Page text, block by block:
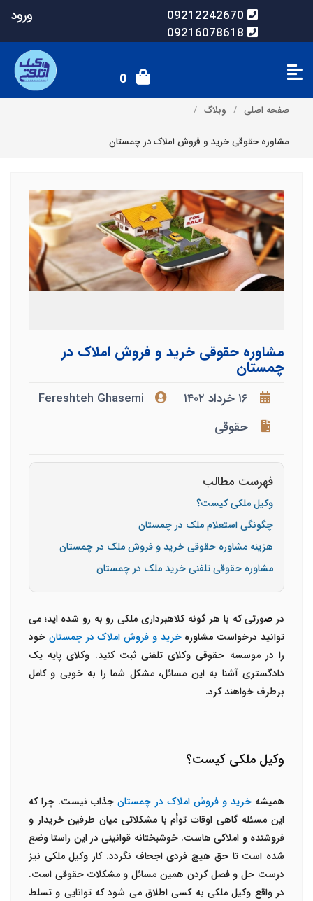
09212242670
09216078618
ورود
0
صفحه اصلی وبلاگ
مشاوره حقوقی خرید و فروش املاک در چمستان
مشاوره حقوقی خرید و فروش املاک در
چمستان
۱۶ خرداد ۱۴۰۲
Fereshteh Ghasemi
حقوقی
فهرست مطالب
وکیل ملکی کیست؟
چگونگی استعلام ملک در چمستان
هزینه مشاوره حقوقی خرید و فروش ملک در چمستان
مشاوره حقوقی تلفنی خرید ملک در چمستان
در صورتی که با هر گونه کلاهبرداری ملکی رو به رو شده اید؛ می
توانید درخواست مشاوره خرید و فروش املاک در چمستان خود
را در موسسه حقوقی وکلای تلفنی ثبت کنید. وکلای پایه یک
دادگستری آشنا به این مسائل، مشکل شما را به خوبی و کامل
برطرف خواهند کرد.
وکیل ملکی کیست؟
همیشهخرید و فروش املاک در چمستانجذاب نیست. چرا که
این مسئله گاهی اوقات توأم با مشکلاتی میان طرفین خریدار و
فروشنده و املاکی هاست. خوشبختانه قوانینی در این راستا وضع
شده است تا حق هیچ فردی اجحاف نگردد. کار وکیل ملکی نیز
درست حل و فصل کردن همین مسائل و مشکلات حقوقی است.
در واقع وکیل ملکی به کسی اطلاق می شود که توانایی و تسلط